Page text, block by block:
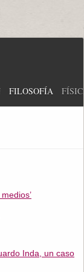
FILOSOFÍA
Inda, un caso